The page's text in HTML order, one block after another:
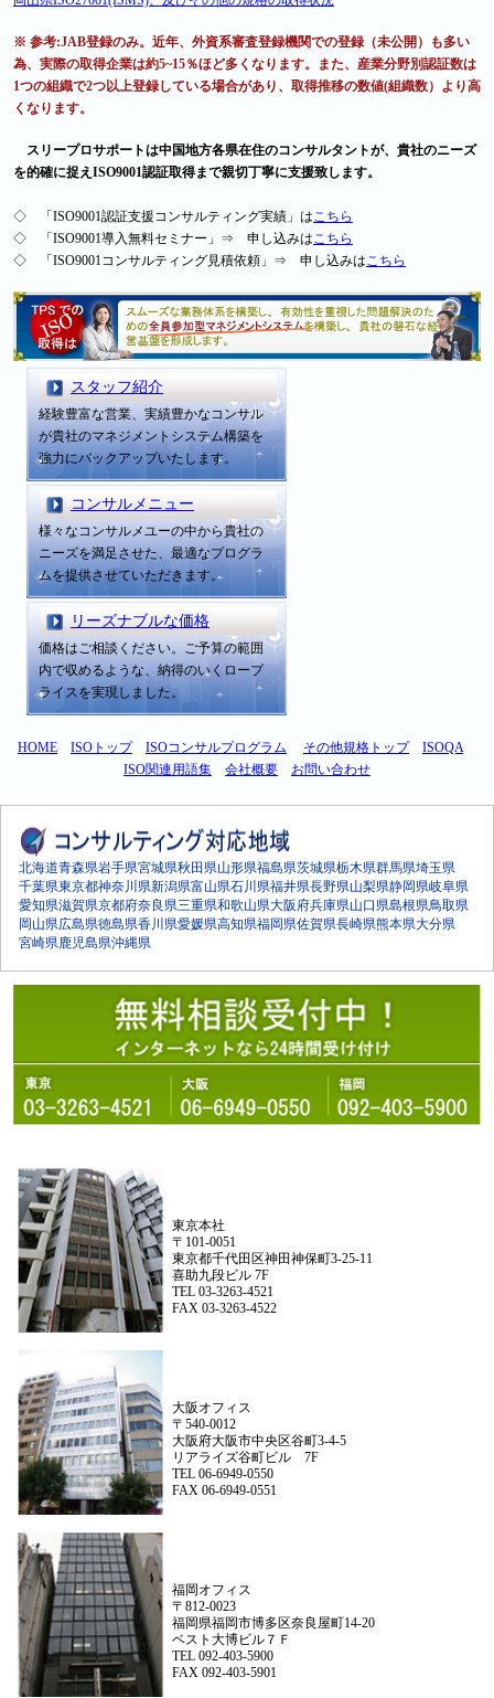
※ 参考:JAB登録のみ。近年、外資系審査登録機関での登録（未公開）も多い
為、実際の取得企業は約5~15％ほど多くなります。また、産業分野別認証数は
1つの組織で2つ以上登録している場合があり、取得推移の数値(組織数）より高
くなります。
スリープロサポートは中国地方各県在住のコンサルタントが、貴社のニーズ
を的確に捉えISO9001認証取得まで親切丁寧に支援致します。
◇ 「ISO9001認証支援コンサルティング実績」はこちら
◇ 「ISO9001導入無料セミナー」⇒ 申し込みはこちら
◇ 「ISO9001コンサルティング見積依頼」⇒ 申し込みはこちら
スタッフ紹介
経験豊富な営業、実績豊かなコンサル
が貴社のマネジメントシステム構築を
強力にバックアップいたします。
コンサルメニュー
様々なコンサルメユーの中から貴社の
ニーズを満足させた、最適なプログラ
ムを提供させていただきます。
リーズナブルな価格
価格はご相談ください。ご予算の範囲
内で収めるような、納得のいくロープ
ライスを実現しました。
HOME ISOトップ ISOコンサルプログラム その他規格トップ
ISOQA
ISO関連用語集
会社概要 お問い合わせ
北海道青森県岩手県宮城県秋田県山形県福島県茨城県栃木県群馬県埼玉県
千葉県東京都神奈川県新潟県富山県石川県福井県長野県山梨県静岡県岐阜県
愛知県滋賀県京都府奈良県三重県和歌山県大阪府兵庫県山口県島根県鳥取県
岡山県広島県徳島県香川県愛媛県高知県福岡県佐賀県長崎県熊本県大分県
宮崎県鹿児島県沖縄県
東京本社
〒101-0051
東京都千代田区神田神保町3-25-11
喜助九段ビル 7F
TEL 03-3263-4521
FAX 03-3263-4522
大阪オフィス
〒540-0012
大阪府大阪市中央区谷町3-4-5
リアライズ谷町ビル 7F
TEL 06-6949-0550
FAX 06-6949-0551
福岡オフィス
〒812-0023
福岡県福岡市博多区奈良屋町14-20
ベスト大博ビル７Ｆ
TEL 092-403-5900
FAX 092-403-5901